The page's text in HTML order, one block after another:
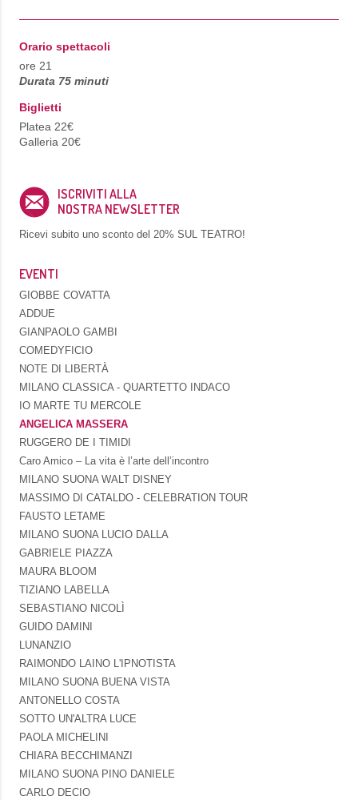
Orario spettacoli
ore 21
Durata 75 minuti
Biglietti
Platea 22€
Galleria 20€
ISCRIVITI ALLA
NOSTRA NEWSLETTER
Ricevi subito uno sconto del 20% SUL TEATRO!
EVENTI
GIOBBE COVATTA
ADDUE
GIANPAOLO GAMBI
COMEDYFICIO
NOTE DI LIBERTÀ
MILANO CLASSICA - QUARTETTO INDACO
IO MARTE TU MERCOLE
ANGELICA MASSERA
RUGGERO DE I TIMIDI
Caro Amico – La vita è l’arte dell’incontro
MILANO SUONA WALT DISNEY
MASSIMO DI CATALDO - CELEBRATION TOUR
FAUSTO LETAME
MILANO SUONA LUCIO DALLA
GABRIELE PIAZZA
MAURA BLOOM
TIZIANO LABELLA
SEBASTIANO NICOLÌ
GUIDO DAMINI
LUNANZIO
RAIMONDO LAINO L'IPNOTISTA
MILANO SUONA BUENA VISTA
ANTONELLO COSTA
SOTTO UN'ALTRA LUCE
PAOLA MICHELINI
CHIARA BECCHIMANZI
MILANO SUONA PINO DANIELE
CARLO DECIO